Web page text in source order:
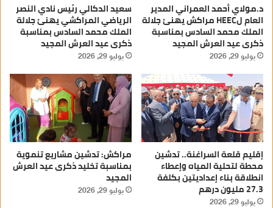
د.مولاي أحمد العمراني المدير
العام لHEEC مراكش يهنئ جلالة
الملك محمد السادس بمناسبة
ذكرى عيد العرش المجيد
يوليو 29, 2026
سعيد الدكالي رئيس نادي النصر
الرياضي المراكشي يهنئ جلالة
الملك محمد السادس بمناسبة
ذكرى عيد العرش المجيد
يوليو 29, 2026
إقليم قلعة السراغنة.. تدشين
محطة لتحلية المياه وإعطاء
انطلاقة بناء إعداديتين بكلفة
27.3 مليون درهم
يوليو 29, 2026
مراكش: تدشين مشاريع تنموية
بمناسبة تخليد ذكرى عيد العرش
المجيد
يوليو 29, 2026